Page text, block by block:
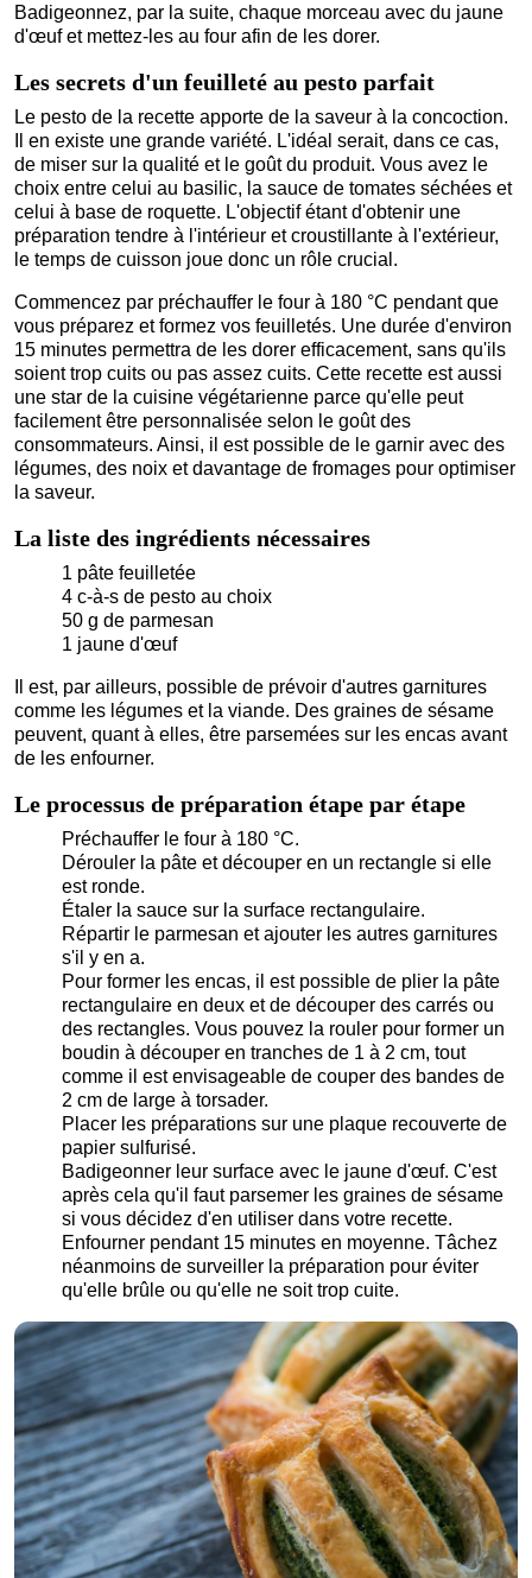
Badigeonnez, par la suite, chaque morceau avec du jaune
d'œuf et mettez-les au four afin de les dorer.
Les secrets d'un feuilleté au pesto parfait
Le pesto de la recette apporte de la saveur à la concoction.
Il en existe une grande variété. L'idéal serait, dans ce cas,
de miser sur la qualité et le goût du produit. Vous avez le
choix entre celui au basilic, la sauce de tomates séchées et
celui à base de roquette. L'objectif étant d'obtenir une
préparation tendre à l'intérieur et croustillante à l'extérieur,
le temps de cuisson joue donc un rôle crucial.
Commencez par préchauffer le four à 180 °C pendant que
vous préparez et formez vos feuilletés. Une durée d'environ
15 minutes permettra de les dorer efficacement, sans qu'ils
soient trop cuits ou pas assez cuits. Cette recette est aussi
une star de la cuisine végétarienne parce qu'elle peut
facilement être personnalisée selon le goût des
consommateurs. Ainsi, il est possible de le garnir avec des
légumes, des noix et davantage de fromages pour optimiser
la saveur.
La liste des ingrédients nécessaires
1 pâte feuilletée
4 c-à-s de pesto au choix
50 g de parmesan
1 jaune d'œuf
Il est, par ailleurs, possible de prévoir d'autres garnitures
comme les légumes et la viande. Des graines de sésame
peuvent, quant à elles, être parsemées sur les encas avant
de les enfourner.
Le processus de préparation étape par étape
Préchauffer le four à 180 °C.
Dérouler la pâte et découper en un rectangle si elle
est ronde.
Étaler la sauce sur la surface rectangulaire.
Répartir le parmesan et ajouter les autres garnitures
s'il y en a.
Pour former les encas, il est possible de plier la pâte
rectangulaire en deux et de découper des carrés ou
des rectangles. Vous pouvez la rouler pour former un
boudin à découper en tranches de 1 à 2 cm, tout
comme il est envisageable de couper des bandes de
2 cm de large à torsader.
Placer les préparations sur une plaque recouverte de
papier sulfurisé.
Badigeonner leur surface avec le jaune d'œuf. C'est
après cela qu'il faut parsemer les graines de sésame
si vous décidez d'en utiliser dans votre recette.
Enfourner pendant 15 minutes en moyenne. Tâchez
néanmoins de surveiller la préparation pour éviter
qu'elle brûle ou qu'elle ne soit trop cuite.